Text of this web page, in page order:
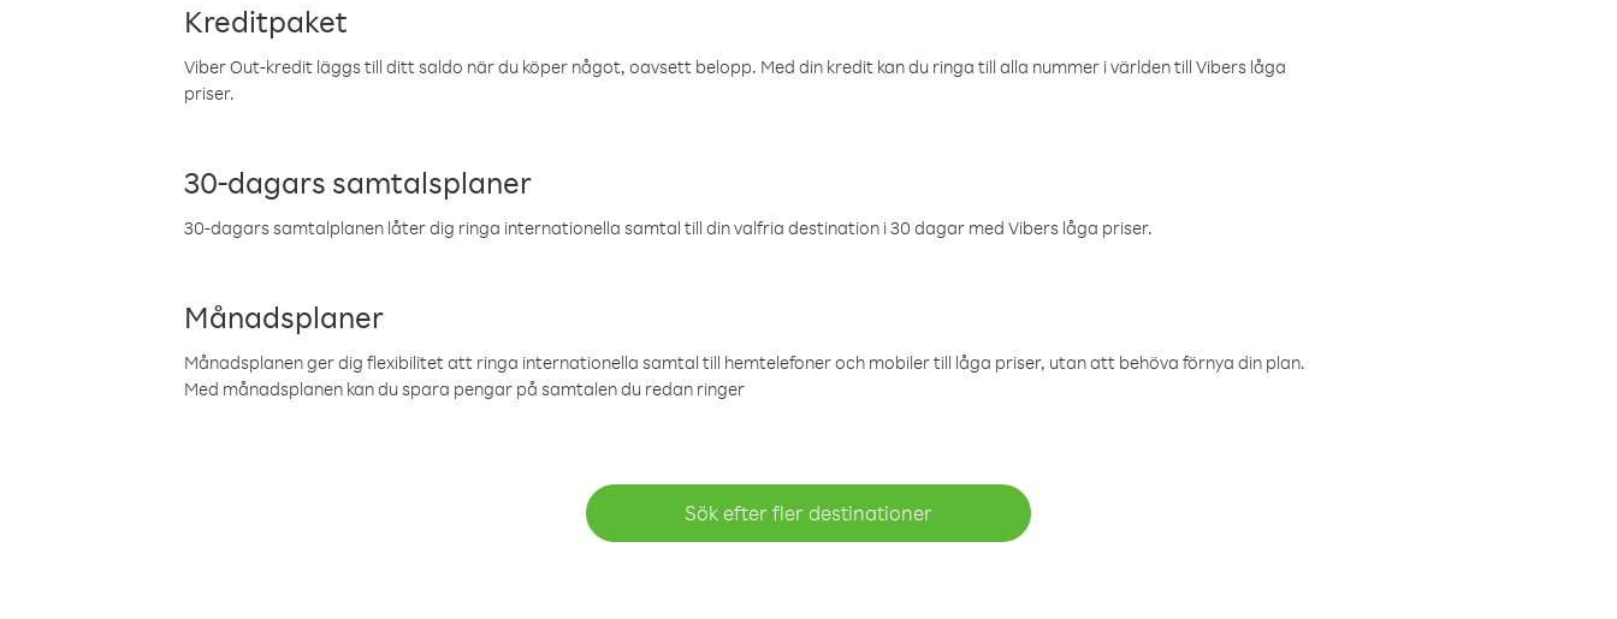
Kreditpaket
Viber Out-kredit läggs till ditt saldo när du köper något, oavsett belopp. Med din kredit kan du ringa till alla nummer i världen till Vibers låga
priser.
30-dagars samtalsplaner
30-dagars samtalplanen låter dig ringa internationella samtal till din valfria destination i 30 dagar med Vibers låga priser.
Månadsplaner
Månadsplanen ger dig flexibilitet att ringa internationella samtal till hemtelefoner och mobiler till låga priser, utan att behöva förnya din plan.
Med månadsplanen kan du spara pengar på samtalen du redan ringer
Sök efter fler destinationer